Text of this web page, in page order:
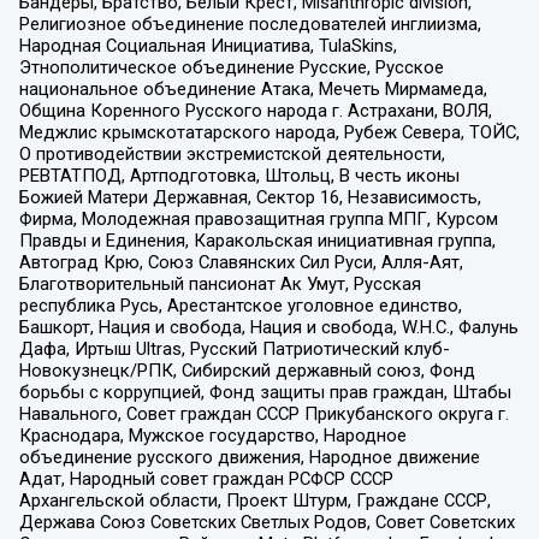
Религиозное объединение последователей инглиизма,
Народная Социальная Инициатива, TulaSkins,
Этнополитическое объединение Русские, Русское
национальное объединение Атака, Мечеть Мирмамеда,
Община Коренного Русского народа г. Астрахани, ВОЛЯ,
Меджлис крымскотатарского народа, Рубеж Севера, ТОЙС,
О противодействии экстремистской деятельности,
РЕВТАТПОД, Артподготовка, Штольц, В честь иконы
Божией Матери Державная, Сектор 16, Независимость,
Фирма, Молодежная правозащитная группа МПГ, Курсом
Правды и Единения, Каракольская инициативная группа,
Автоград Крю, Союз Славянских Сил Руси, Алля-Аят,
Благотворительный пансионат Ак Умут, Русская
республика Русь, Арестантское уголовное единство,
Башкорт, Нация и свобода, Нация и свобода, W.H.С., Фалунь
Дафа, Иртыш Ultras, Русский Патриотический клуб-
Новокузнецк/РПК, Сибирский державный союз, Фонд
борьбы с коррупцией, Фонд защиты прав граждан, Штабы
Навального, Совет граждан СССР Прикубанского округа г.
Краснодара, Мужское государство, Народное
объединение русского движения, Народное движение
Адат, Народный совет граждан РСФСР СССР
Архангельской области, Проект Штурм, Граждане СССР,
Держава Союз Советских Светлых Родов, Совет Советских